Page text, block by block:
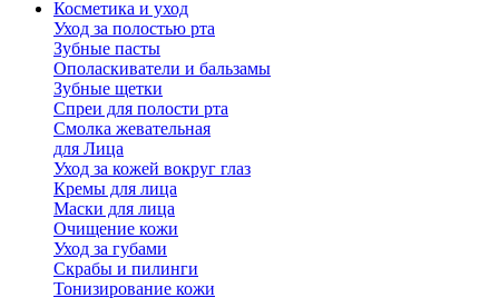
Косметика и уход
Уход за полостью рта
Зубные пасты
Ополаскиватели и бальзамы
Зубные щетки
Спреи для полости рта
Смолка жевательная
для Лица
Уход за кожей вокруг глаз
Кремы для лица
Маски для лица
Очищение кожи
Уход за губами
Скрабы и пилинги
Тонизирование кожи